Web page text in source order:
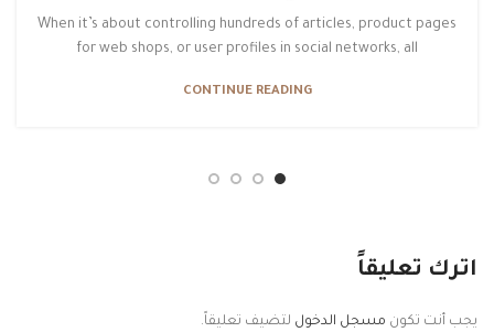
When it’s about controlling hundreds of articles, product pages
for web shops, or user profiles in social networks, all
CONTINUE READING
اترك تعليقاً
يجب أنت تكون مسجل الدخول لتضيف تعليقاً.